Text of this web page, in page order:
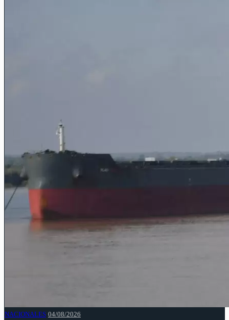
NACIONALES 04/08/2026